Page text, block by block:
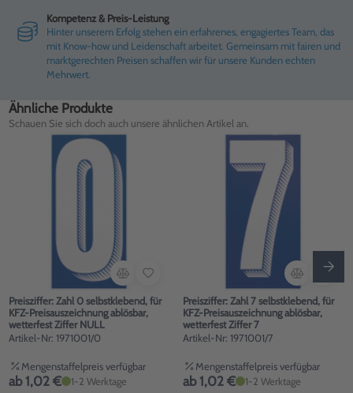
Kompetenz & Preis-Leistung
Hinter unserem Erfolg stehen ein erfahrenes, engagiertes Team, das
mit Know-how und Leidenschaft arbeitet. Gemeinsam mit fairen und
marktgerechten Preisen schaffen wir für unsere Kunden echten
Mehrwert.
Ähnliche Produkte
Schauen Sie sich doch auch unsere ähnlichen Artikel an.
Preisziffer: Zahl 0 selbstklebend, für
KFZ-Preisauszeichnung ablösbar,
wetterfest Ziffer NULL
Artikel-Nr: 1971001/0
Mengenstaffelpreis verfügbar
ab 1,02 € 1-2 Werktage
Preisziffer: Zahl 7 selbstklebend, für
KFZ-Preisauszeichnung ablösbar,
wetterfest Ziffer 7
Artikel-Nr: 1971001/7
Mengenstaffelpreis verfügbar
ab 1,02 € 1-2 Werktage